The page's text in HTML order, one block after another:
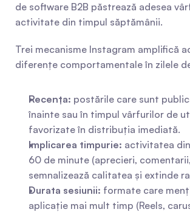
de software B2B păstrează adesea
activitate din timpul săptămânii.
Trei mecanisme Instagram amplifică
diferențe comportamentale în zilele
Recența: postările care sunt
înainte sau în timpul vârfurilor de
favorizate în distribuția imediată.
Implicarea timpurie: activitatea
60 de minute (aprecieri,
semnalizează calitatea și extinde
Durata sesiunii: formate care
aplicație mai mult timp (Reels,